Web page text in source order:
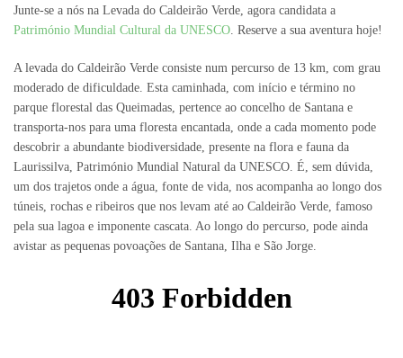
Junte-se a nós na Levada do Caldeirão Verde, agora candidata a
Património Mundial Cultural da UNESCO. Reserve a sua aventura hoje!
A levada do Caldeirão Verde consiste num percurso de 13 km, com grau
moderado de dificuldade. Esta caminhada, com início e término no
parque florestal das Queimadas, pertence ao concelho de Santana e
transporta-nos para uma floresta encantada, onde a cada momento pode
descobrir a abundante biodiversidade, presente na flora e fauna da
Laurissilva, Património Mundial Natural da UNESCO. É, sem dúvida,
um dos trajetos onde a água, fonte de vida, nos acompanha ao longo dos
túneis, rochas e ribeiros que nos levam até ao Caldeirão Verde, famoso
pela sua lagoa e imponente cascata. Ao longo do percurso, pode ainda
avistar as pequenas povoações de Santana, Ilha e São Jorge.